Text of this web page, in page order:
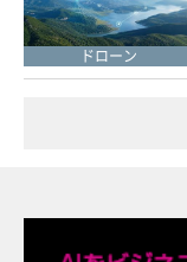
ドローン